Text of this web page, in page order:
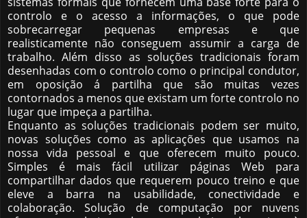
controlo e o acesso a informações, o que pode
sobrecarregar pequenas empresas e que
realisticamente não conseguem assumir a carga de
trabalho. Além disso as soluções tradicionais foram
desenhadas com o controlo como o principal condutor,
em oposição á partilha que são muitas vezes
contornados a menos que existam um forte controlo no
lugar que impeça a partilha.
Enquanto as soluções tradicionais podem ser muito,
novas soluções como as aplicações que usamos na
nossa vida pessoal e que oferecem muito pouco.
Simples é mais fácil utilizar páginas Web para
compartilhar dados que requerem pouco treino e que
eleve a barra na usabilidade, conectividade e
colaboração. Solução de computação por nuvens